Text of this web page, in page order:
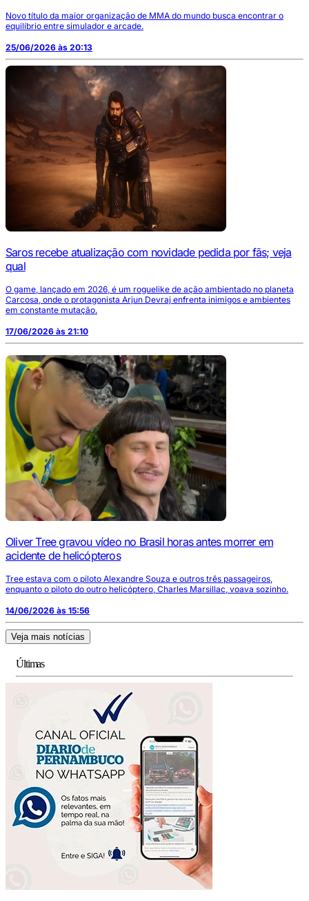
Novo título da maior organização de MMA do mundo busca encontrar o
equilíbrio entre simulador e arcade.
25/06/2026 às 20:13
Saros recebe atualização com novidade pedida por fãs; veja
qual
O game, lançado em 2026, é um roguelike de ação ambientado no planeta
Carcosa, onde o protagonista Arjun Devraj enfrenta inimigos e ambientes
em constante mutação.
17/06/2026 às 21:10
Oliver Tree gravou vídeo no Brasil horas antes morrer em
acidente de helicópteros
Tree estava com o piloto Alexandre Souza e outros três passageiros,
enquanto o piloto do outro helicóptero, Charles Marsillac, voava sozinho.
14/06/2026 às 15:56
Veja mais notícias
Últimas